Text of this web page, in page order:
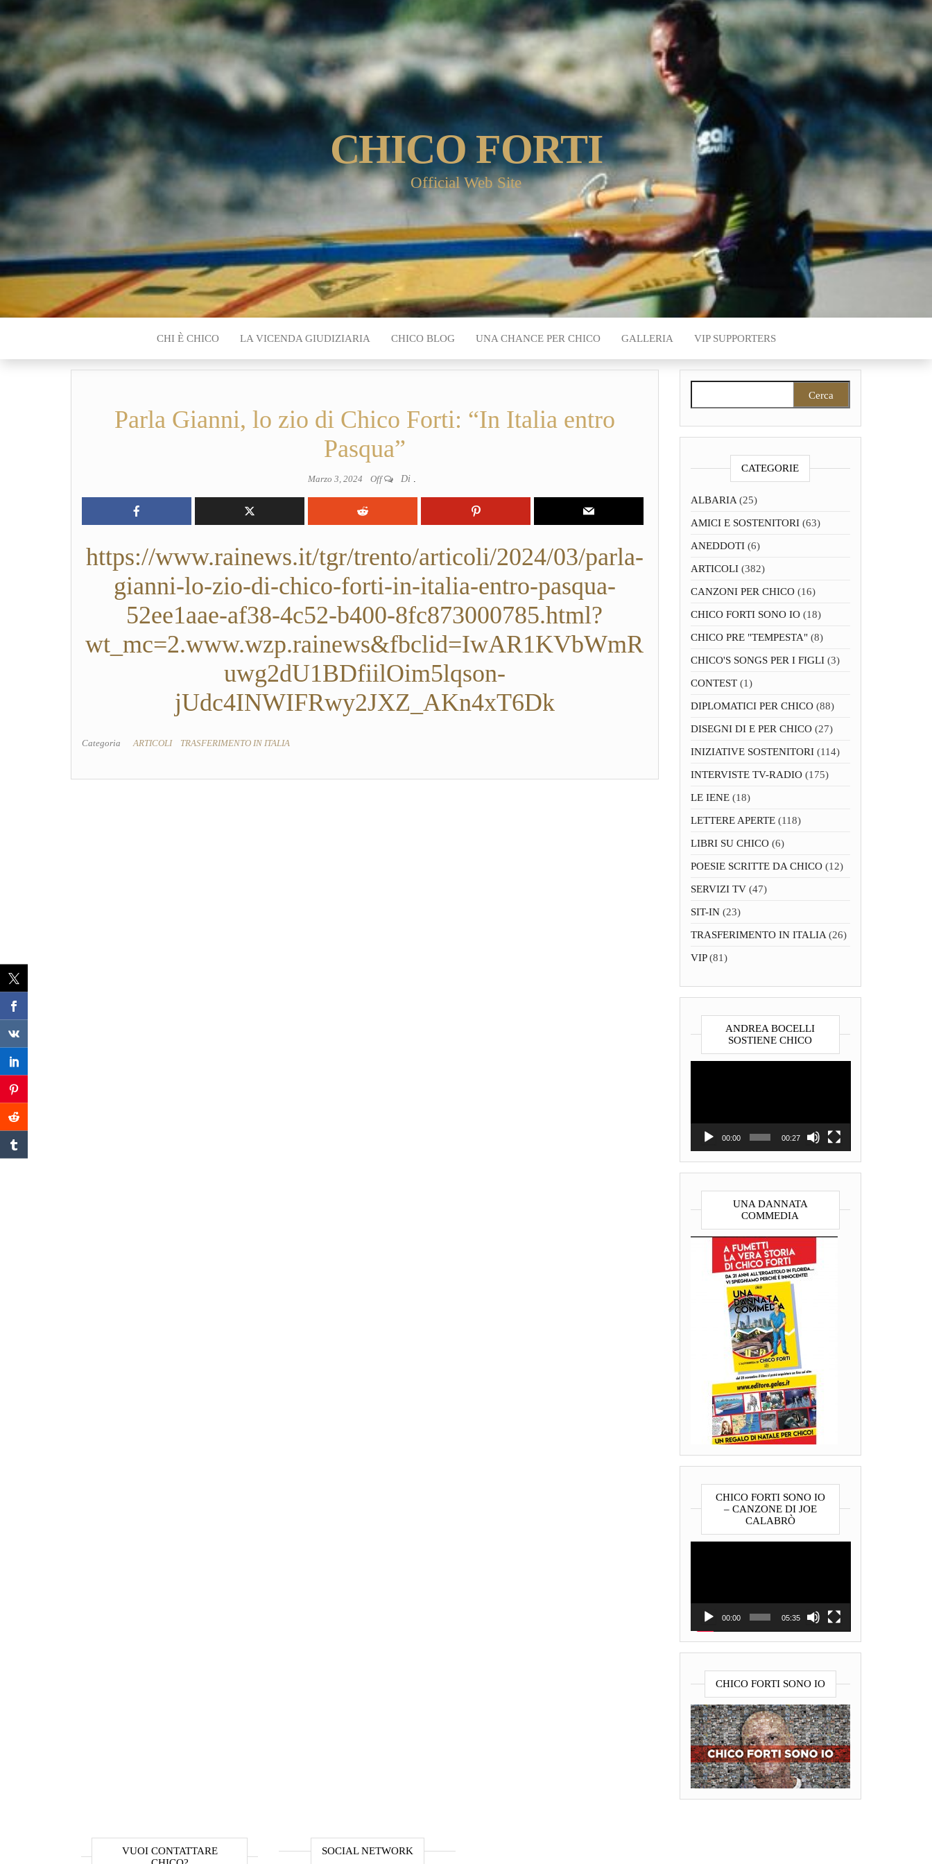
CHICO FORTI
Official Web Site
CHI È CHICO LA VICENDA GIUDIZIARIA CHICO BLOG UNA CHANCE PER CHICO GALLERIA VIP SUPPORTERS
Parla Gianni, lo zio di Chico Forti: “In Italia entro
Pasqua”
Marzo 3, 2024 Off Di .
https://www.rainews.it/tgr/trento/articoli/2024/03/parla-
gianni-lo-zio-di-chico-forti-in-italia-entro-pasqua-
52ee1aae-af38-4c52-b400-8fc873000785.html?
wt_mc=2.www.wzp.rainews&fbclid=IwAR1KVbWmR
uwg2dU1BDfiilOim5lqson-
jUdc4INWIFRwy2JXZ_AKn4xT6Dk
Categoria ARTICOLI TRASFERIMENTO IN ITALIA
CATEGORIE
ALBARIA(25)
AMICI E SOSTENITORI(63)
ANEDDOTI(6)
ARTICOLI(382)
CANZONI PER CHICO(16)
CHICO FORTI SONO IO(18)
CHICO PRE "TEMPESTA"(8)
CHICO'S SONGS PER I FIGLI(3)
CONTEST(1)
DIPLOMATICI PER CHICO(88)
DISEGNI DI E PER CHICO(27)
INIZIATIVE SOSTENITORI(114)
INTERVISTE TV-RADIO(175)
LE IENE(18)
LETTERE APERTE(118)
LIBRI SU CHICO(6)
POESIE SCRITTE DA CHICO(12)
SERVIZI TV(47)
SIT-IN(23)
TRASFERIMENTO IN ITALIA(26)
VIP(81)
ANDREA BOCELLI
SOSTIENE CHICO
00:00 00:27
UNA DANNATA
COMMEDIA
CHICO FORTI SONO IO
– CANZONE DI JOE
CALABRÒ
00:00 05:35
CHICO FORTI SONO IO
VUOI CONTATTARE
SOCIAL NETWORK